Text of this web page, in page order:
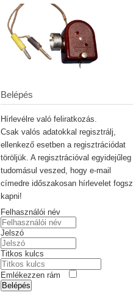
Belépés
Hírlevélre való feliratkozás.
Csak valós adatokkal regisztrálj,
ellenkező esetben a regisztrációdat
töröljük. A regisztrációval egyidejűleg
tudomásul veszed, hogy e-mail
címedre időszakosan hírlevelet fogsz
kapni!
Felhasználói név
Jelszó
Titkos kulcs
Emlékezzen rám
Belépés